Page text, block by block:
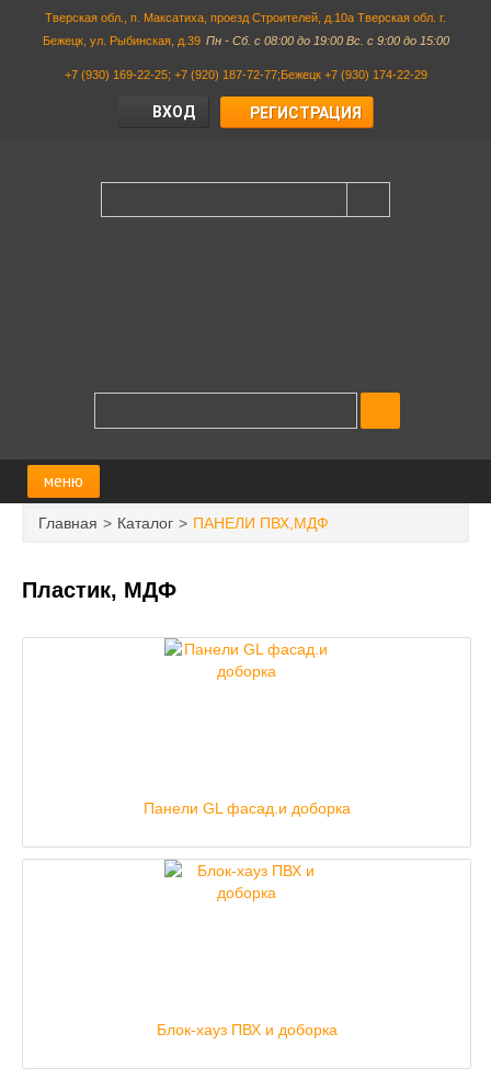
Тверская обл., п. Максатиха, проезд Строителей, д.10а Тверская обл. г.
Бежецк, ул. Рыбинская, д.39 Пн - Сб. с 08:00 до 19:00 Вс. с 9:00 до 15:00
+7 (930) 169-22-25; +7 (920) 187-72-77;Бежецк +7 (930) 174-22-29
ВХОД РЕГИСТРАЦИЯ
меню
ГЛАВНАЯ
НАШИ ПРОЕКТЫ
Главная Каталог ПАНЕЛИ ПВХ,МДФ
Пластик, МДФ
Панели GL фасад.и доборка
Блок-хауз ПВХ и доборка